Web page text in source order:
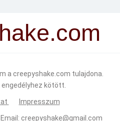
a creepyshake.com tulajdona.
engedélyhez kötött.
Impresszum
Email: creepyshake@gmail.com